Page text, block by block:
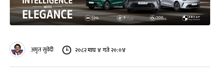
अमृत सुवेदी २०८२ माघ ४ गते २०:०४